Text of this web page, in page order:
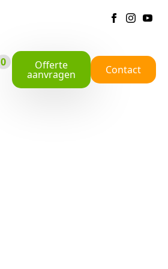
0 Offerte
aanvragen Contact